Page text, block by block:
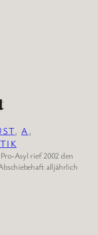
, A
Asyl rief 2002 den
alljährlich